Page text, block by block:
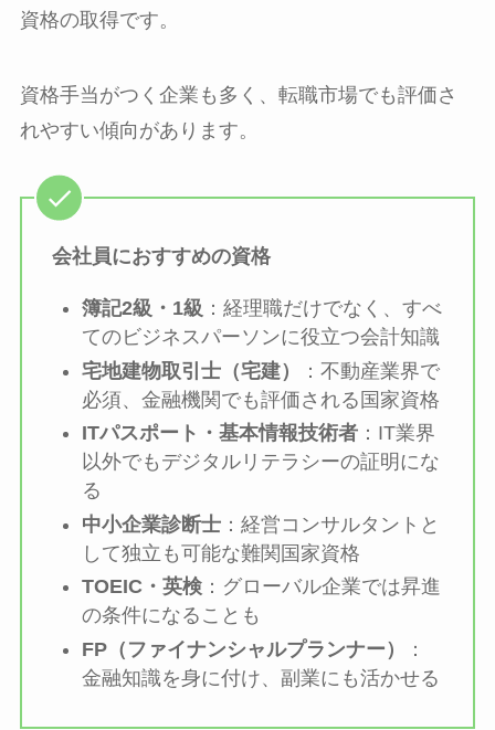
資格の取得です。
資格手当がつく企業も多く、転職市場でも評価さ
れやすい傾向があります。
会社員におすすめの資格
簿記2級・1級 ：経理職だけでなく、すべ
てのビジネスパーソンに役立つ会計知識
宅地建物取引士（宅建）
：不動産業界で
必須、金融機関でも評価される国家資格
ITパスポート・基本情報技術者：IT業界
以外でもデジタルリテラシーの証明にな
る
中小企業診断士：経営コンサルタントと
して独立も可能な難関国家資格
TOEIC・英検：グローバル企業では昇進
の条件になることも
FP（ファイナンシャルプランナー）
：
金融知識を身に付け、副業にも活かせる